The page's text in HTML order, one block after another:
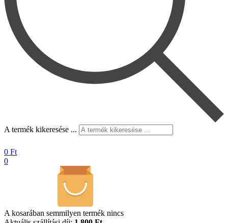
A termék kikeresése ...
0 Ft
0
A kosarában semmilyen termék nincs